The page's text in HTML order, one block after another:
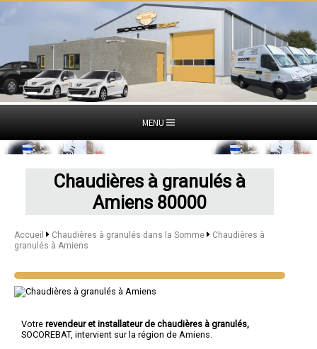
MENU
Chaudières à granulés à
Amiens 80000
Accueil Chaudières à granulés dans la Somme
Chaudières à
granulés à Amiens
Votre revendeur et installateur de chaudières à granulés,
SOCOREBAT, intervient sur la région de Amiens.